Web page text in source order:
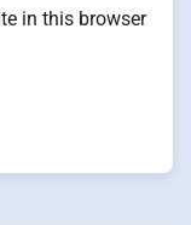
in this browser